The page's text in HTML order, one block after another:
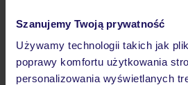
Szanujemy Twoją prywatność
Używamy technologii takich jak
poprawy komfortu użytkowania
personalizowania wyświetlanych
Hotel
Opinie